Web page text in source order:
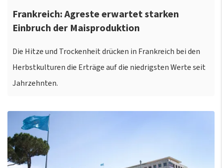
Frankreich: Agreste erwartet starken
Einbruch der Maisproduktion
Die Hitze und Trockenheit drücken in Frankreich bei den
Herbstkulturen die Erträge auf die niedrigsten Werte seit
Jahrzehnten.